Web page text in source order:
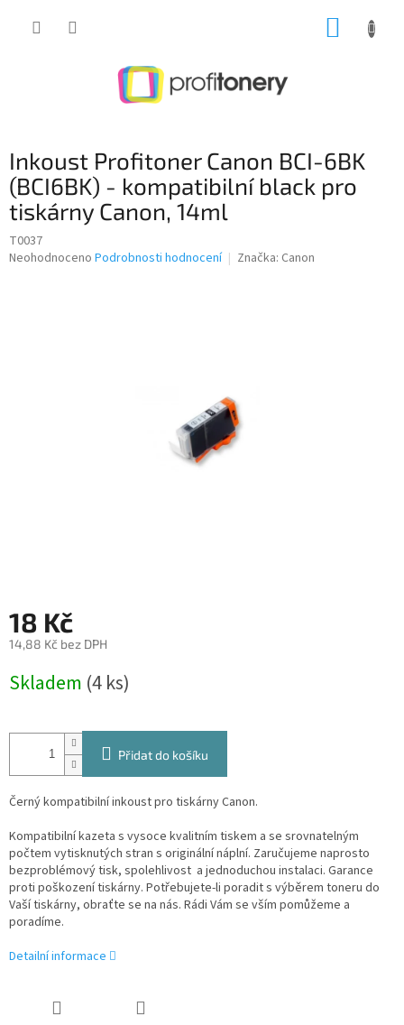
Inkoust Profitoner Canon BCI-6BK
(BCI6BK) - kompatibilní black pro
tiskárny Canon, 14ml
T0037
Průměrné
Neohodnoceno Podrobnosti hodnocení Značka: Canon
18 Kč
14,88 Kč bez DPH
cena:
Skladem (4 ks)
Přidat do košíku
Černý kompatibilní inkoust pro tiskárny Canon.
Kompatibilní kazeta s vysoce kvalitním tiskem a se srovnatelným
počtem vytisknutých stran s originální náplní. Zaručujeme naprosto
bezproblémový tisk, spolehlivost a jednoduchou instalaci. Garance
proti poškození tiskárny. Potřebujete-li poradit s výběrem toneru do
Vaší tiskárny, obraťte se na nás. Rádi Vám se vším pomůžeme a
poradíme.
Detailní informace